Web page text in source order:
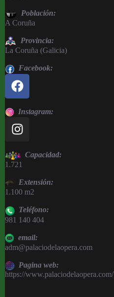
Población:
A Coruña
Provincia:
La Coruña (Galicia)
Facebook:
Instagram:
Capacidad:
1.721
Extensión:
1.100 m2
Teléfono:
981 140 404
email:
adm@palaciodelaopera.com
Pagina web:
https://www.palaciodelaopera.com/